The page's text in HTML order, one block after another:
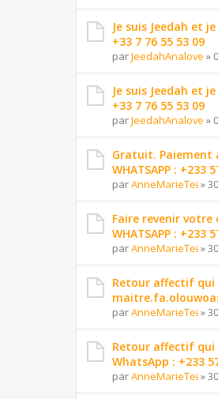
Je suis Jeedah et
+33 7 76 55 53 09
parJeedahAnalove »
Je suis Jeedah et
+33 7 76 55 53 09
parJeedahAnalove »
Gratuit. Paiement
WHATSAPP : +233
parAnneMarieTei »
Faire revenir
WHATSAPP : +233
parAnneMarieTei »
Retour affectif qui
parAnneMarieTei »
Retour affectif qui
WhatsApp : +233
parAnneMarieTei »